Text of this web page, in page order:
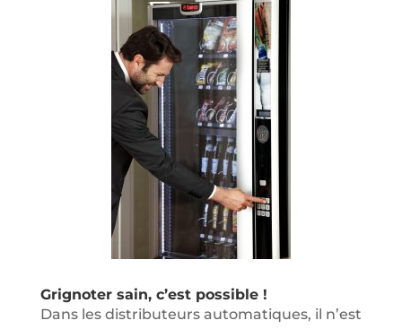
Grignoter sain, c’est possible !
Dans les distributeurs automatiques, il n’est